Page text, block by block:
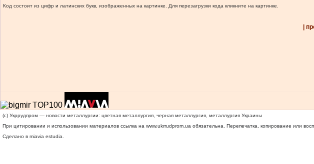
Код состоит из цифр и латинских букв, изображенных на картинке. Для перезагрузки кода кликните на картинке.
|
(c) Укррудпром — новости металлургии: цветная металлургия, черная металлургия, металлургия Украины
При цитировании и использовании материалов ссылка на www.ukrrudprom.ua обязательна. Перепечатка, копирование или
Сделано в miavia estudia.